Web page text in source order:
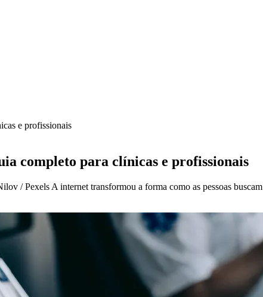
e profissionais
completo para clínicas e profissionais
/ Pexels A internet transformou a forma como as pessoas